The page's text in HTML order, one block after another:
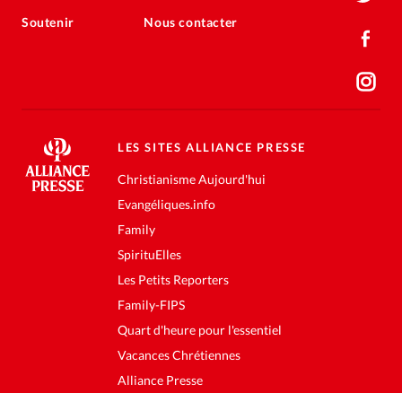
Soutenir Nous contacter
LES SITES ALLIANCE PRESSE
Christianisme Aujourd'hui
Evangéliques.info
Family
SpirituElles
Les Petits Reporters
Family-FIPS
Quart d'heure pour l'essentiel
Vacances Chrétiennes
Alliance Presse